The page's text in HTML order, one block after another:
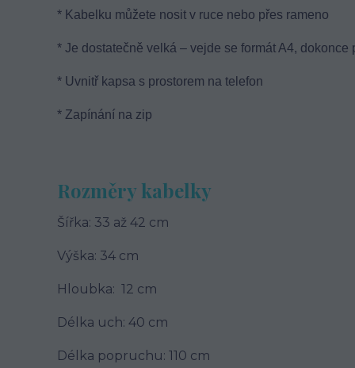
* Kabelku můžete nosit v ruce nebo přes rameno
* Je dostatečně velká – vejde se formát A4, dokonce
* Uvnitř kapsa s prostorem na telefon
* Zapínání na zip
Rozměry kabelky
Šířka: 33 až 42 cm
Výška: 34 cm
Hloubka: 12 cm
Délka uch: 40 cm
Délka popruchu: 110 cm